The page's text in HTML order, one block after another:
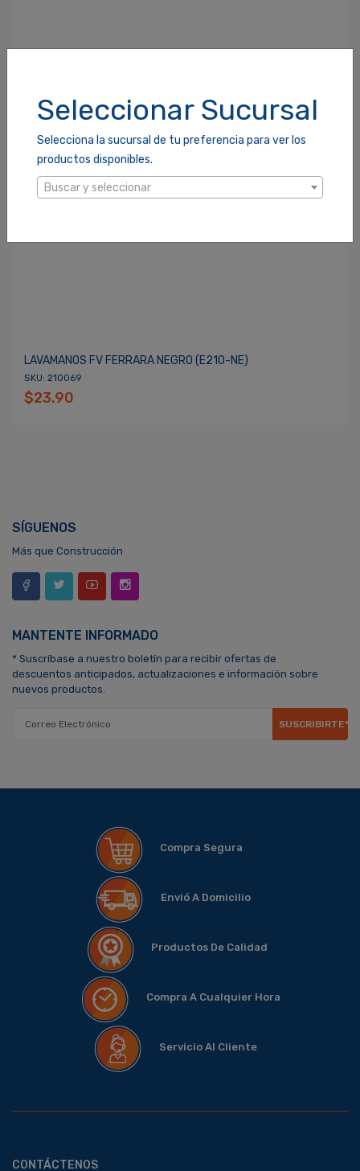
Seleccionar Sucursal
Selecciona la sucursal de tu preferencia para ver los
productos disponibles.
Buscar y seleccionar
Recordarme
LAVAMANOS FV FERRARA NEGRO (E210-NE)
SKU: 210069
$23.90
SÍGUENOS
Más que Construcción
MANTENTE INFORMADO
* Suscríbase a nuestro boletín para recibir ofertas de
descuentos anticipados, actualizaciones e información sobre
nuevos productos.
SUSCRIBIRTE*
Compra Segura
Envió A Domicilio
Productos De Calidad
Compra A Cualquier Hora
Servicio Al Cliente
CONTÁCTENOS